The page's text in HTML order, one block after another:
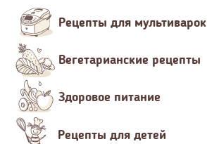
Рецепты для мультиварок
Вегетарианские рецепты
Здоровое питание
Рецепты для детей